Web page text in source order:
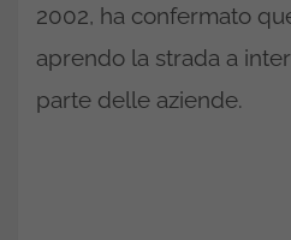
2002, ha confermato
aprendo la strada a
parte delle aziende.